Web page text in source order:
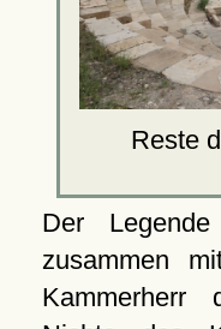
Reste
Der
zusammen
Kammerherr